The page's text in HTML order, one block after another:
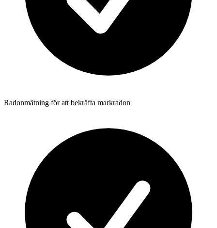
Radonmätning för att bekräfta markradon